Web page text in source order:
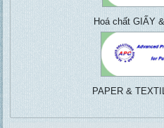
treatment,
Hoá chất GIẤY
PAPER &